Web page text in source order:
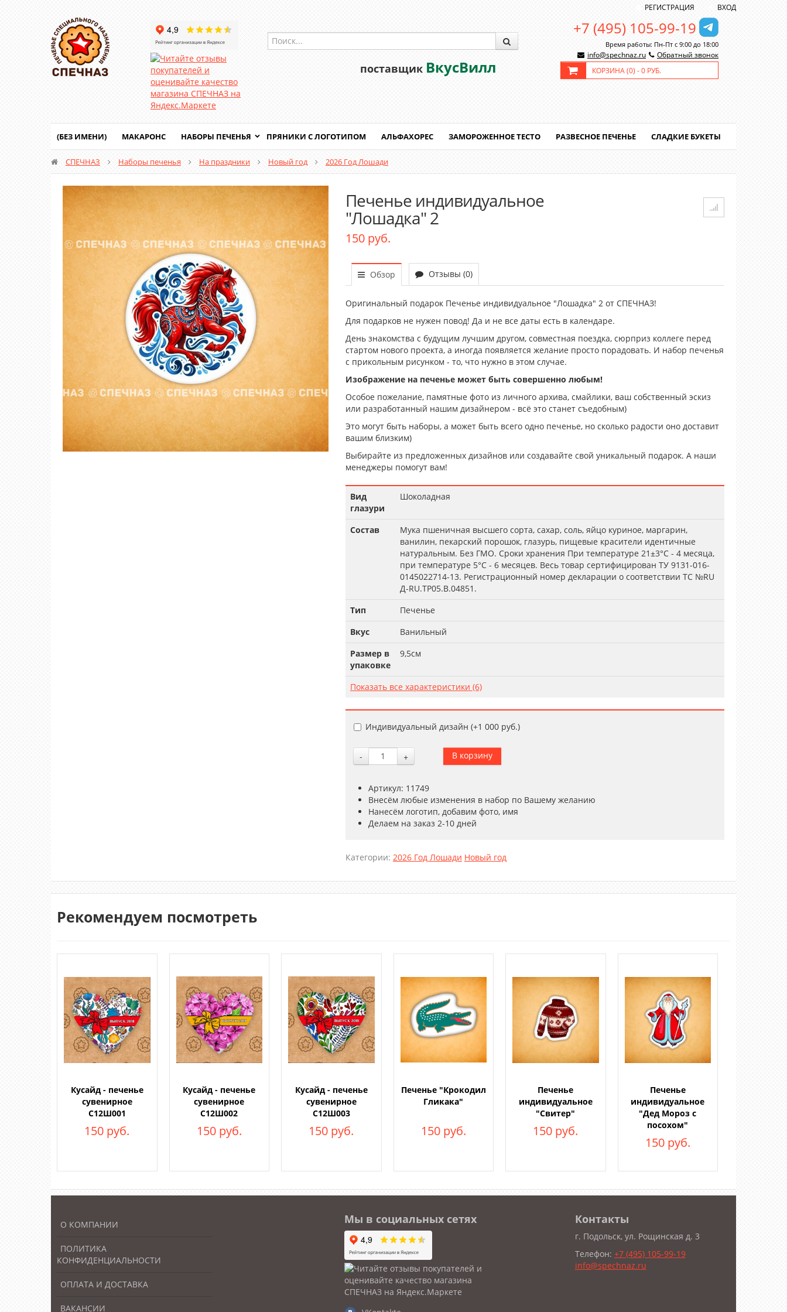
РЕГИСТРАЦИЯ ВХОД
поставщик ВкусВилл
+7 (495) 105-99-19
Время работы: Пн-Пт с 9:00 до 18:00
info@spechnaz.ru
Обратный звонок
КОРЗИНА (0) -0 РУБ.
(БЕЗ ИМЕНИ) МАКАРОНС НАБОРЫ ПЕЧЕНЬЯ ПРЯНИКИ С ЛОГОТИПОМ АЛЬФАХОРЕС ЗАМОРОЖЕННОЕ ТЕСТО РАЗВЕСНОЕ ПЕЧЕНЬЕ СЛАДКИЕ БУКЕТЫ
СПЕЧНАЗ Наборы печенья На праздники Новый год 2026 Год Лошади
Печенье индивидуальное
"Лошадка" 2
150 руб.
Обзор Отзывы (0)
Оригинальный подарок Печенье индивидуальное "Лошадка" 2 от СПЕЧНАЗ!
Для подарков не нужен повод! Да и не все даты есть в календаре.
День знакомства с будущим лучшим другом, совместная поездка, сюрприз коллеге перед
стартом нового проекта, а иногда появляется желание просто порадовать. И набор печенья
с прикольным рисунком - то, что нужно в этом случае.
Изображение на печенье может быть совершенно любым!
Особое пожелание, памятные фото из личного архива, смайлики, ваш собственный эскиз
или разработанный нашим дизайнером - всё это станет съедобным)
Это могут быть наборы, а может быть всего одно печенье, но сколько радости оно доставит
вашим близким)
Выбирайте из предложенных дизайнов или создавайте свой уникальный подарок. А наши
менеджеры помогут вам!
Вид
глазури
Шоколадная
Состав
Мука пшеничная высшего сорта, сахар, соль, яйцо куриное, маргарин,
ванилин, пекарский порошок, глазурь, пищевые красители идентичные
натуральным. Без ГМО. Сроки хранения При температуре 21±3°С - 4 месяца,
при температуре 5°С - 6 месяцев. Весь товар сертифицирован ТУ 9131-016-
0145022714-13. Регистрационный номер декларации о соответствии ТС №RU
Д-RU.TP05.B.04851.
Тип
Печенье
Вкус
Ванильный
Размер в
упаковке
9,5см
Показать все характеристики (6)
Индивидуальный дизайн (+1 000 руб.)
- +
Артикул: 11749
Внесём любые изменения в набор по Вашему желанию
Нанесём логотип, добавим фото, имя
Делаем на заказ 2-10 дней
Категории: 2026 Год Лошади Новый год
Рекомендуем посмотреть
Кусайд - печенье
сувенирное
С12Ш001
150 руб.
Кусайд - печенье
сувенирное
С12Ш002
150 руб.
Кусайд - печенье
сувенирное
С12Ш003
150 руб.
Печенье "Крокодил
Гликака"
150 руб.
Печенье
индивидуальное
"Свитер"
150 руб.
Печенье
индивидуальное
"Дед Мороз с
посохом"
150 руб.
О КОМПАНИИ
ПОЛИТИКА
КОНФИДЕНЦИАЛЬНОСТИ
ОПЛАТА И ДОСТАВКА
ВАКАНСИИ
Мы в социальных сетях Контакты
г. Подольск, ул. Рощинская д. 3
Телефон: +7 (495) 105-99-19
info@spechnaz.ru